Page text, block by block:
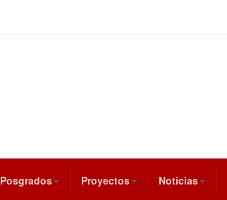
Posgrados Proyectos Noticias